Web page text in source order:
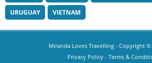
URUGUAY
VIETNAM
Miranda Loves Travelling- Copyright ©
Privacy Policy- Terms &